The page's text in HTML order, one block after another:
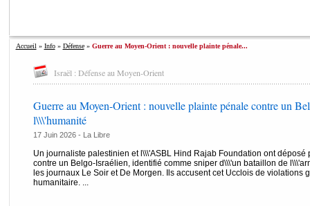
Accueil » Info» Défense» Guerre au Moyen-Orient : nouvelle plainte pénale...
Israël : Défense au Moyen-Orient
Guerre au Moyen-Orient : nouvelle plainte pénale contre un
l\\\'humanité
17 Juin 2026 - La Libre
Un journaliste palestinien et l\\\'ASBL Hind Rajab Foundation ont
contre un Belgo-Israélien, identifié comme sniper d\\\'un bataillon de
les journaux Le Soir et De Morgen. Ils accusent cet Ucclois de violations
humanitaire. ...